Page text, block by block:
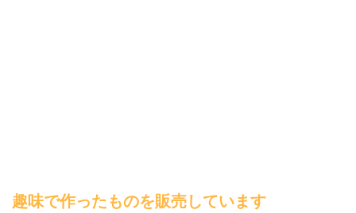
趣味で作ったものを販売しています